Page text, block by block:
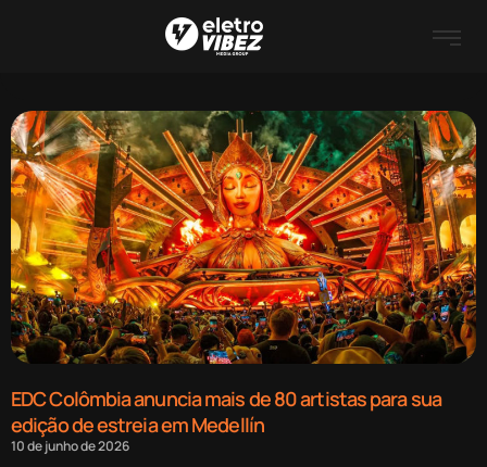
EDC Colômbia anuncia mais de 80 artistas para sua
edição de estreia em Medellín
10 de junho de 2026